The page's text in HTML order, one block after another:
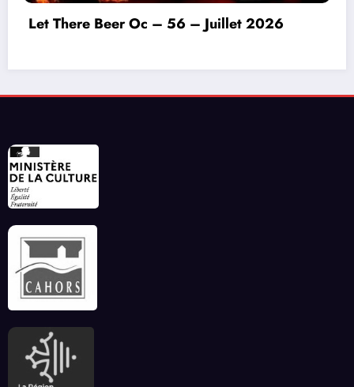
Invitation à déconnecter et au lâcher prise en
ce début d’été